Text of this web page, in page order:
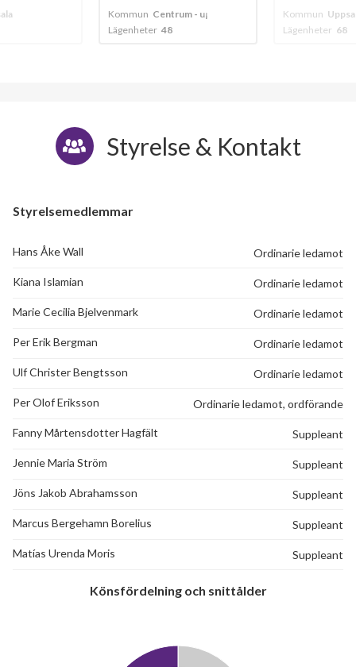
Kommun Centrum - uppsala
Lägenheter 48
Kommun
Lägenheter 68
Styrelse & Kontakt
Styrelsemedlemmar
Hans Åke Wall Ordinarie ledamot
Kiana Islamian Ordinarie ledamot
Marie Cecilia Bjelvenmark Ordinarie ledamot
Per Erik Bergman Ordinarie ledamot
Ulf Christer Bengtsson Ordinarie ledamot
Per Olof Eriksson Ordinarie ledamot, ordförande
Fanny Mårtensdotter Hagfält Suppleant
Jennie Maria Ström Suppleant
Jöns Jakob Abrahamsson Suppleant
Marcus Bergehamn Borelius Suppleant
Matías Urenda Moris Suppleant
Könsfördelning och snittålder